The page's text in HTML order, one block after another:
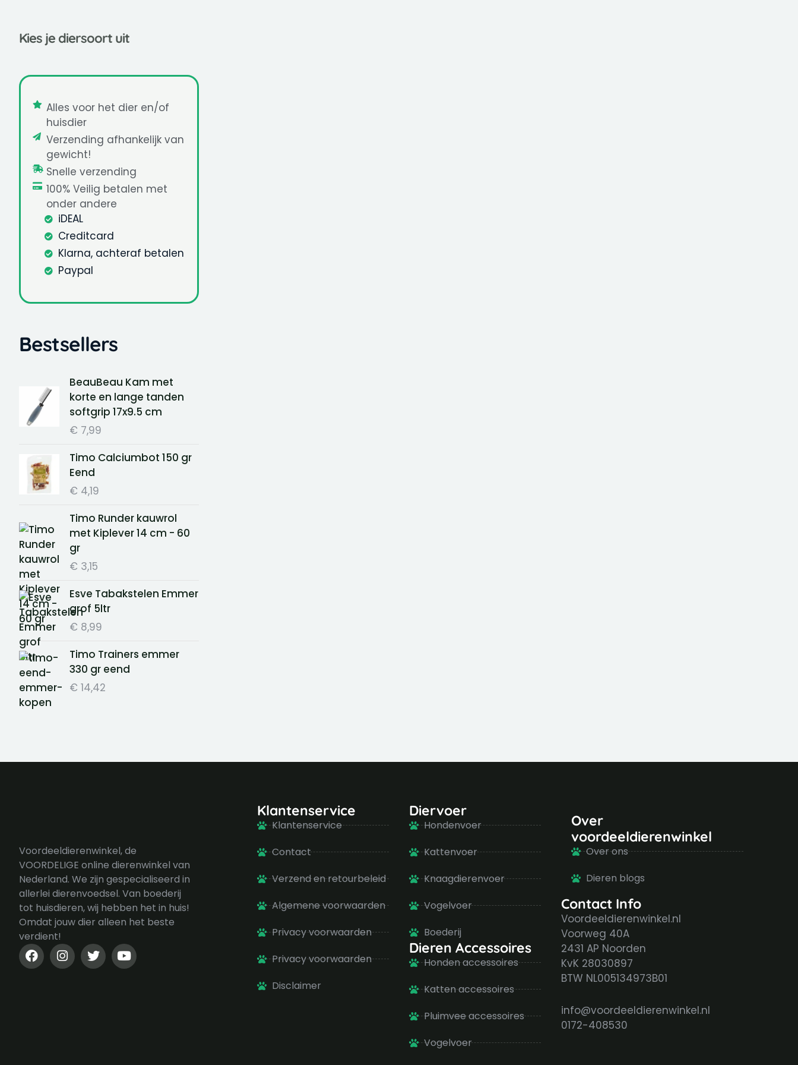
Kies je diersoort uit
Alles voor het dier en/of
huisdier
Verzending afhankelijk van
gewicht!
Snelle verzending
100% Veilig betalen met
onder andere
iDEAL
Creditcard
Klarna, achteraf betalen
Paypal
Bestsellers
BeauBeau Kam met
korte en lange tanden
softgrip 17x9.5 cm
€ 7,99
Timo Calciumbot 150 gr
Eend
€ 4,19
Timo Runder kauwrol
met Kiplever 14 cm - 60
gr
€ 3,15
Esve Tabakstelen Emmer
grof 5ltr
€ 8,99
Timo Trainers emmer
330 gr eend
€ 14,42
Voordeeldierenwinkel, de
VOORDELIGE online dierenwinkel van
Nederland. We zijn gespecialiseerd in
allerlei dierenvoedsel. Van boederij
tot huisdieren, wij hebben het in huis!
Omdat jouw dier alleen het beste
verdient!
F
a
c
I
n
s
T
w
i
Y
o
u
Klantenservice
Klantenservice
Contact
Verzend en retourbeleid
Algemene voorwaarden
Privacy voorwaarden
Privacy voorwaarden
Disclaimer
Diervoer
Hondenvoer
Kattenvoer
Knaagdierenvoer
Vogelvoer
Boederij
Dieren Accessoires
Honden accessoires
Katten accessoires
Pluimvee accessoires
Vogelvoer
Over
voordeeldierenwinkel
Over ons
Dieren blogs
Contact Info
Voordeeldierenwinkel.nl
Voorweg 40A
2431 AP Noorden
KvK 28030897
BTW NL005134973B01
info@voordeeldierenwinkel.nl
0172-408530